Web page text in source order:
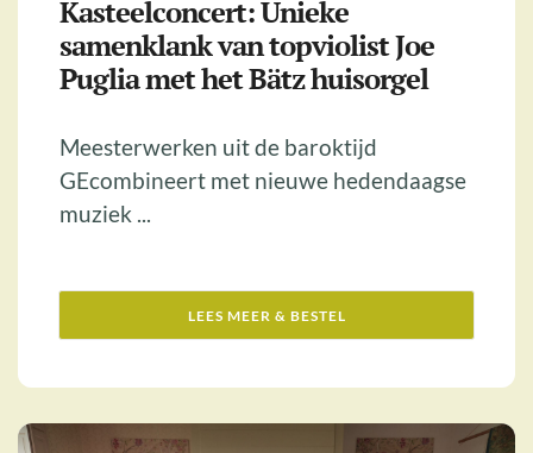
Kasteelconcert: Unieke
samenklank van topviolist Joe
Puglia met het Bätz huisorgel
Meesterwerken uit de baroktijd
GEcombineert met nieuwe hedendaagse
muziek ...
LEES MEER & BESTEL